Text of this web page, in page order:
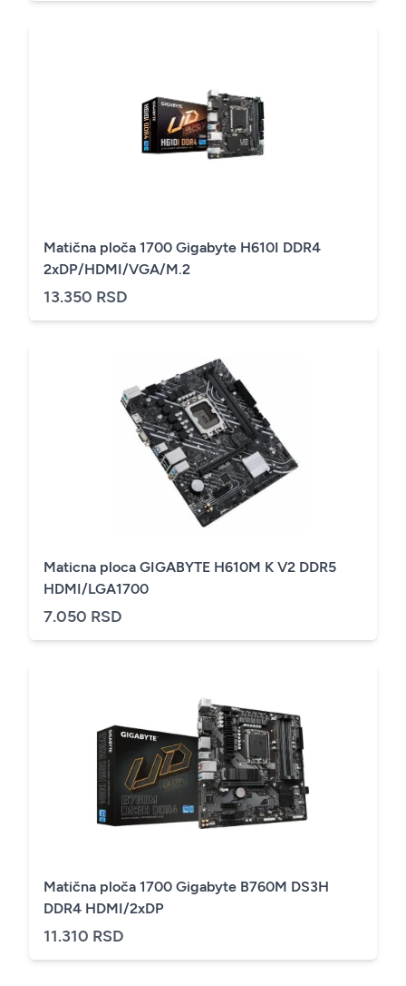
Matična ploča 1700 Gigabyte H610I DDR4
2xDP/HDMI/VGA/M.2
13.350 RSD
Maticna ploca GIGABYTE H610M K V2 DDR5
HDMI/LGA1700
7.050 RSD
Matična ploča 1700 Gigabyte B760M DS3H
DDR4 HDMI/2xDP
11.310 RSD